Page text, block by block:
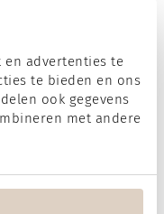
en advertenties te
te bieden en ons
ook gegevens
met andere